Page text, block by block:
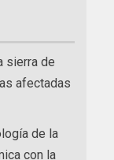
sierra de
afectadas
de la
con la